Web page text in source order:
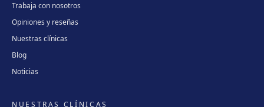
Trabaja con nosotros
Opiniones y reseñas
Nuestras clínicas
Blog
Noticias
NUESTRAS CLÍNICAS